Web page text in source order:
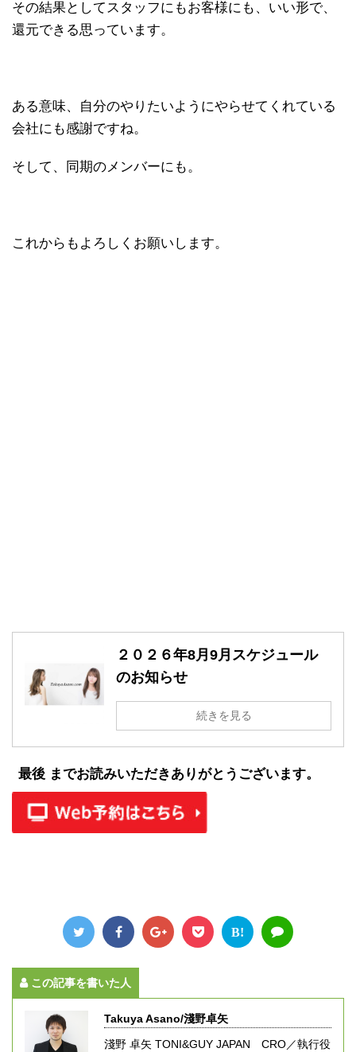
その結果としてスタッフにもお客様にも、いい形で、
還元できる思っています。
ある意味、自分のやりたいようにやらせてくれている
会社にも感謝ですね。
そして、同期のメンバーにも。
これからもよろしくお願いします。
２０２６年8月9月スケジュール
のお知らせ
続きを見る
最後 までお読みいただきありがとうございます。
B!
この記事を書いた人
Takuya Asano/淺野卓矢
淺野 卓矢 TONI&GUY JAPAN CRO／執行役